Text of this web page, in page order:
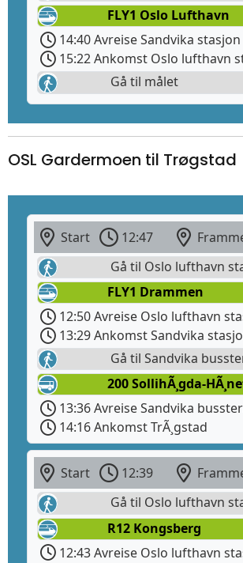
FLY1 Oslo Lufthavn
14:40 Avreise Sandvika stasjon
15:22 Ankomst Oslo lufthavn
Gå til målet
OSL Gardermoen til Trøgstad
Start 12:47
Gå til Oslo lufthavn
FLY1 Drammen
12:50 Avreise Oslo lufthavn
13:29 Ankomst Sandvika
Gå til Sandvika
200 SollihÃ¸gda-
13:36 Avreise Sandvika
14:16 Ankomst TrÃ¸gstad
Start 12:39
Gå til Oslo lufthavn
R12 Kongsberg
12:43 Avreise Oslo lufthavn